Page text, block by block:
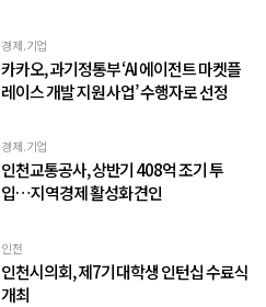
경제.기업
카카오, 과기정통부 ‘AI 에이전트 마켓플
레이스 개발 지원 사업’ 수행자로 선정
경제.기업
인천교통공사, 상반기 408억 조기 투
입…지역경제 활성화 견인
인천
인천시의회, 제7기 대학생 인턴십 수료식
개최